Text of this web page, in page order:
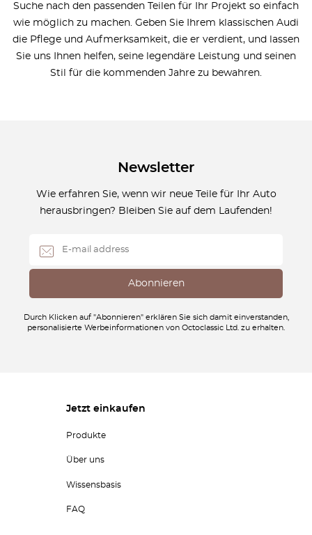
Suche nach den passenden Teilen für Ihr Projekt so einfach
wie möglich zu machen. Geben Sie Ihrem klassischen Audi
die Pflege und Aufmerksamkeit, die er verdient, und lassen
Sie uns Ihnen helfen, seine legendäre Leistung und seinen
Stil für die kommenden Jahre zu bewahren.
Newsletter
Wie erfahren Sie, wenn wir neue Teile für Ihr Auto
herausbringen? Bleiben Sie auf dem Laufenden!
Durch Klicken auf "Abonnieren" erklären Sie sich damit einverstanden,
personalisierte Werbeinformationen von Octoclassic Ltd. zu erhalten.
Jetzt einkaufen
Produkte
Über uns
Wissensbasis
FAQ